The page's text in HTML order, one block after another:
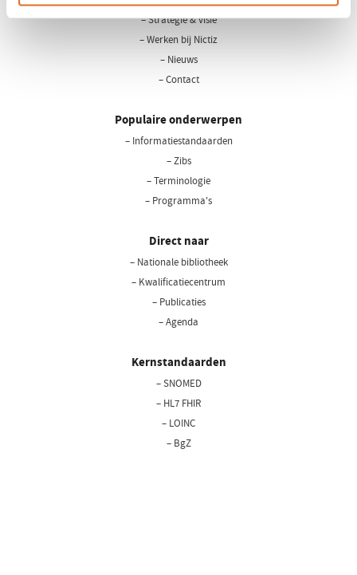
– Strategie & visie
– Werken bij Nictiz
– Nieuws
– Contact
Populaire onderwerpen
– Informatiestandaarden
– Zibs
– Terminologie
– Programma's
Direct naar
– Nationale bibliotheek(opent
– Kwalificatiecentrum
– Publicaties
– Agenda
Kernstandaarden
– SNOMED
– HL7 FHIR
– LOINC
– BgZ